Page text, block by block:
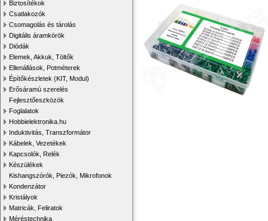
Biztosítékok
Csatlakozók
Csomagolás és tárolás
Digitális áramkörök
Diódák
Elemek, Akkuk, Töltők
Ellenállások, Potméterek
Építőkészletek (KIT, Modul)
Erősáramú szerelés
Fejlesztőeszközök
Foglalatok
Hobbielektronika.hu
Induktivitás, Transzformátor
Kábelek, Vezetékek
Kapcsolók, Relék
Készülékek
Kishangszórók, Piezók, Mikrofonok
Kondenzátor
Kristályok
Matricák, Feliratok
Méréstechnika